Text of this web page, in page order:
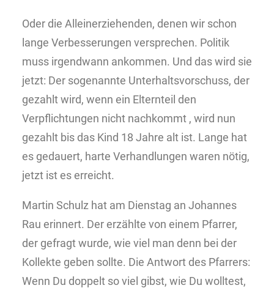
Oder die Alleinerziehenden, denen wir schon
lange Verbesserungen versprechen. Politik
muss irgendwann ankommen. Und das wird sie
jetzt: Der sogenannte Unterhaltsvorschuss, der
gezahlt wird, wenn ein Elternteil den
Verpflichtungen nicht nachkommt , wird nun
gezahlt bis das Kind 18 Jahre alt ist. Lange hat
es gedauert, harte Verhandlungen waren nötig,
jetzt ist es erreicht.
Martin Schulz hat am Dienstag an Johannes
Rau erinnert. Der erzählte von einem Pfarrer,
der gefragt wurde, wie viel man denn bei der
Kollekte geben sollte. Die Antwort des Pfarrers:
Wenn Du doppelt so viel gibst, wie Du wolltest,